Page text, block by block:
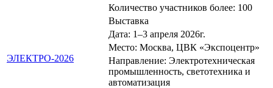
Количество участников более: 100
ЭЛЕКТРО-2026
Выставка
Дата: 1–3 апреля 2026г.
Место: Москва, ЦВК «Экспоцентр»
Направление: Электротехническая
промышленность, светотехника и
автоматизация